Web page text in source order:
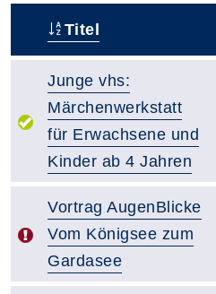
Titel
Junge vhs:
Märchenwerkstatt
für Erwachsene und
Kinder ab 4 Jahren
Vortrag AugenBlicke
Vom Königsee zum
Gardasee